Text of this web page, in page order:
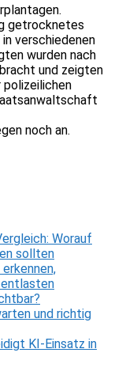
getrocknetes
verschiedenen
wurden nach
und zeigten
polizeilichen
noch an.
Worauf
sollten
entlasten
und richtig
KI-Einsatz in